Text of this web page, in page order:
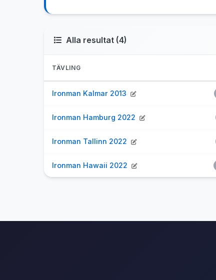
Alla resultat (4)
TÄVLING
Ironman Kalmar 2013
Ironman Hamburg 2022
Ironman Tallinn 2022
Ironman Hawaii 2022